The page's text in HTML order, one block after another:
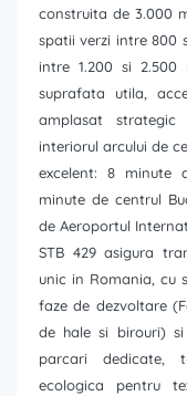
construita de 3.000
spatii verzi intre 800
intre 1.200 si
suprafata utila,
amplasat
interiorul arcului de
excelent: 8 minute
minute de centrul
de Aeroportul
STB 429 asigura
unic in Romania, cu
faze de dezvoltare
de hale si birouri) si
parcari dedicate,
ecologica pentru